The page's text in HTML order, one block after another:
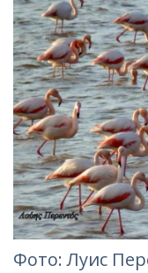
Фото: Луис